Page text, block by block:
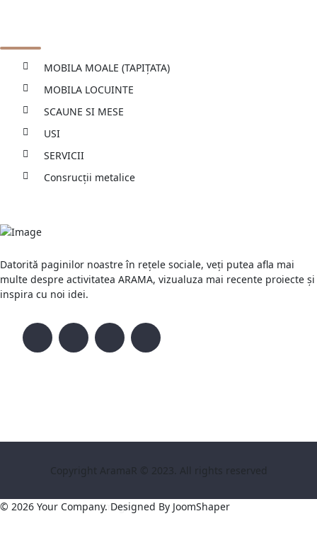
MOBILA MOALE (TAPIȚATA)
MOBILA LOCUINTE
SCAUNE SI MESE
USI
SERVICII
Consrucții metalice
Datorită paginilor noastre în rețele sociale, veți putea afla mai
multe despre activitatea ARAMA, vizualuza mai recente proiecte și
inspira cu noi idei.
Copyright AramaR © 2023. All rights reserved
© 2026 Your Company. Designed By JoomShaper